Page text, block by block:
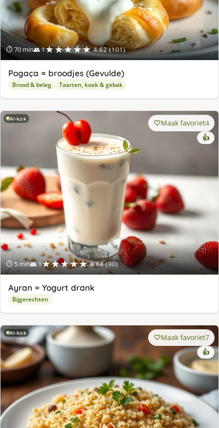
⏱ 70 min👥 1★★★★★ 4.62 (101)
Pogaça = broodjes (Gevulde)
Brood & beleg Taarten, koek & gebak
AI-kok
⏱ 5 min👥 1★★★★★ 4.64 (90)
Maak favoriet4
👍
Ayran = Yogurt drank
Bijgerechten
AI-kok Maak favoriet7
👍